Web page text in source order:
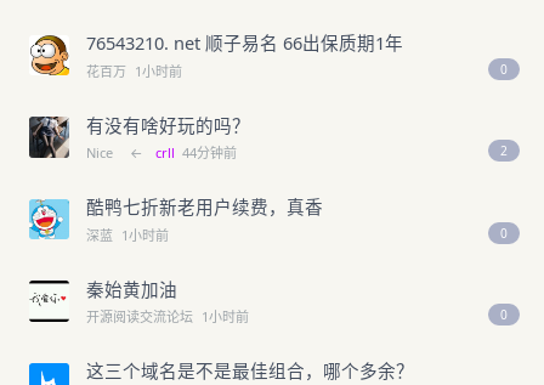
76543210. net 顺子易名 66出保质期1年
花百万 1小时前 0
有没有啥好玩的吗？
Nice ← crll 44分钟前 2
酷鸭七折新老用户续费，真香
深蓝 1小时前 0
秦始黄加油
开源阅读交流论坛 1小时前 0
这三个域名是不是最佳组合，哪个多余？